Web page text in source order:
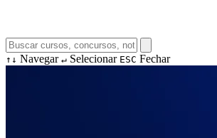
↑↓ Navegar ↵ Selecionar ESC Fechar